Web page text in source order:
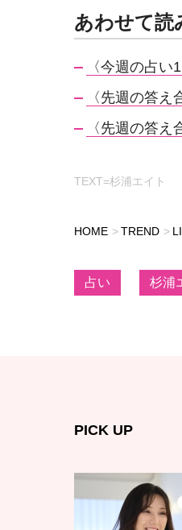
あわせて読
〈今週の占
〈先週の答
〈先週の答
TEXT=杉浦エイト
HOME TREND
占い 杉浦
PICK UP